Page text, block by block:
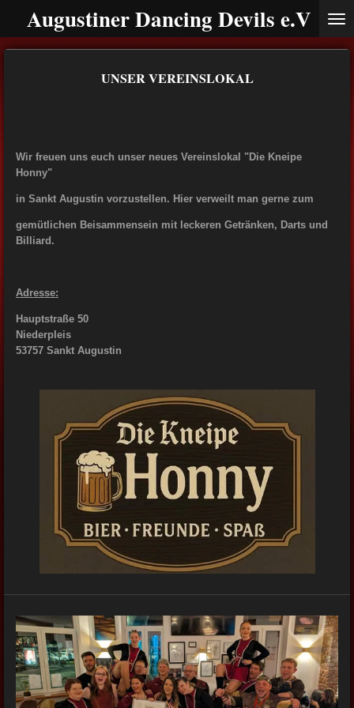
Hauptinhalt
springen
Augustiner Dancing Devils e.V
UNSER VEREINSLOKAL
Wir freuen uns euch unser neues Vereinslokal "Die Kneipe
Honny"
in Sankt Augustin vorzustellen. Hier verweilt man gerne zum
gemütlichen Beisammensein mit leckeren Getränken, Darts und
Billiard.
Adresse:
Hauptstraße 50
Niederpleis
53757 Sankt Augustin